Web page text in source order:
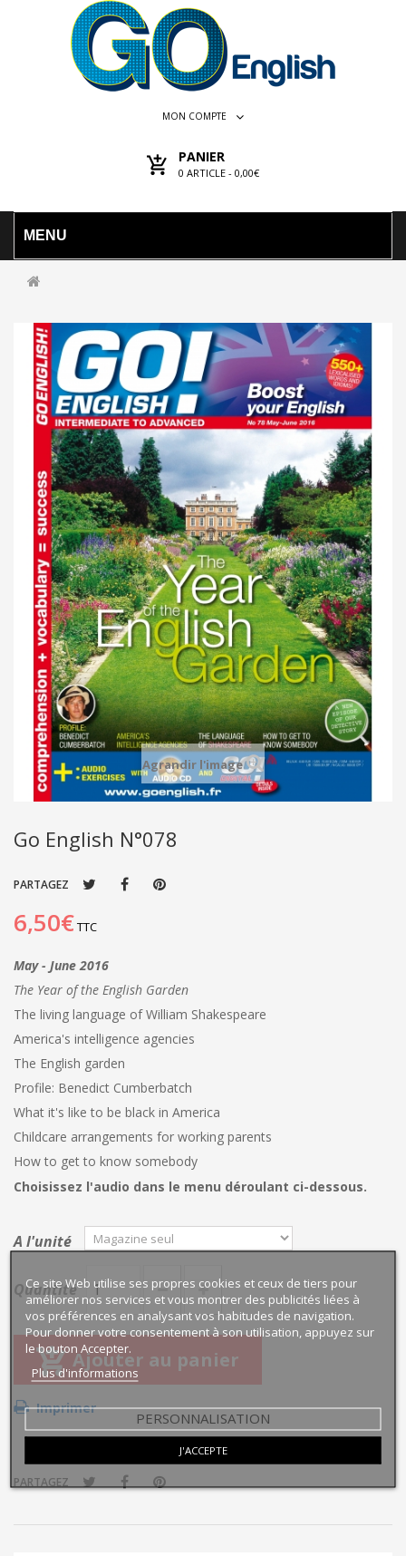
MON COMPTE
PANIER
0 ARTICLE - 0,00€
MENU
Agrandir l'image
Go English N°078
PARTAGEZ
6,50€TTC
May - June 2016
The Year of the English Garden
The living language of William Shakespeare
America's intelligence agencies
The English garden
Profile: Benedict Cumberbatch
What it's like to be black in America
Childcare arrangements for working parents
How to get to know somebody
Choisissez l'audio dans le menu déroulant ci-dessous.
A l'unité
Quantité
Ajouter au panier
Imprimer
PARTAGEZ
Ce site Web utilise ses propres cookies et ceux de tiers pour
améliorer nos services et vous montrer des publicités liées à
vos préférences en analysant vos habitudes de navigation.
Pour donner votre consentement à son utilisation, appuyez sur
le bouton Accepter.
Plus d'informations
PERSONNALISATION
J'ACCEPTE